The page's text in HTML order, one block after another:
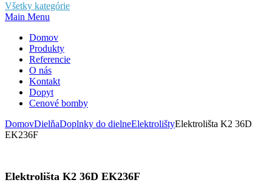
Všetky kategórie
Main Menu
Domov
Produkty
Referencie
O nás
Kontakt
Dopyt
Cenové bomby
DomovDielňaDoplnky do dielneElektrolištyElektrolišta K2 36D
EK236F
Elektrolišta K2 36D EK236F